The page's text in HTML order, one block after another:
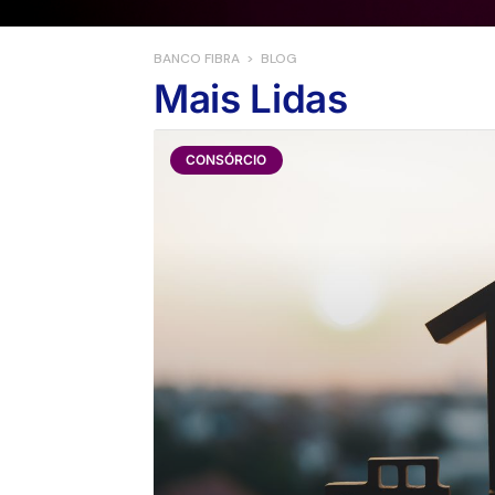
BANCO FIBRA > BLOG
Mais Lidas
CONSÓRCIO